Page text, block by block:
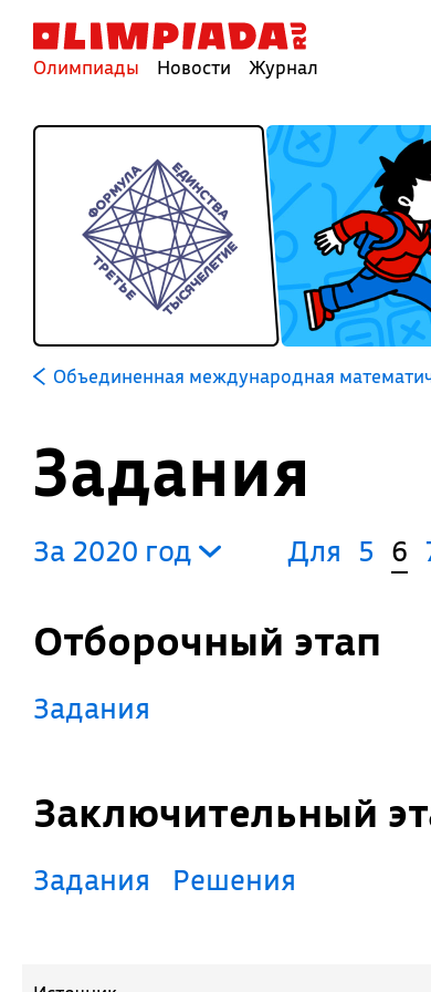
Олимпиады Новости Журнал
Объединенная международная
Задания
За 2020 год Для 5 6
Отборочный этап
Задания
Заключительный
Задания Решения